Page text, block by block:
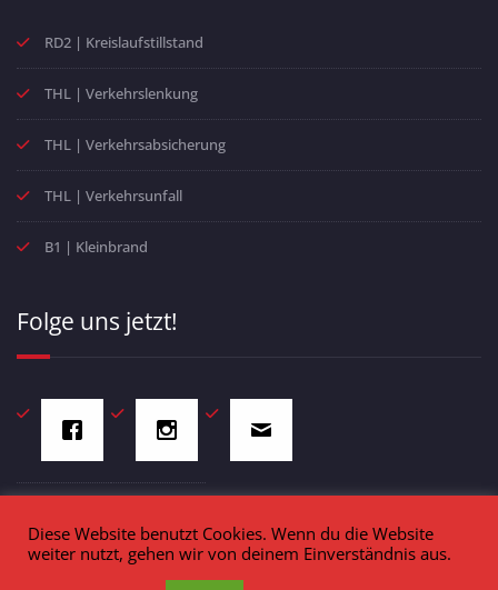
RD2 | Kreislaufstillstand
THL | Verkehrslenkung
THL | Verkehrsabsicherung
THL | Verkehrsunfall
B1 | Kleinbrand
Folge uns jetzt!
Freiwillige Feuerwehr Markt Schopfloch - Schulstraße 4 - 91626
Diese Website benutzt Cookies. Wenn du die Website
weiter nutzt, gehen wir von deinem Einverständnis aus.